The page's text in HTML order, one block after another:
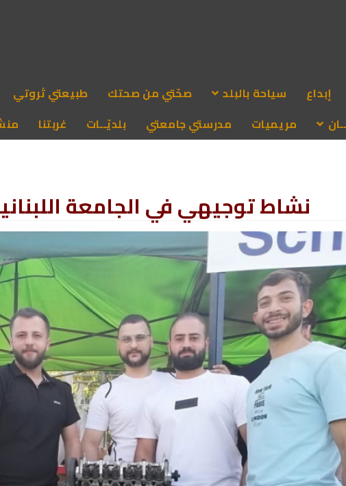
إبداع سياحة بالبلد صحّتي من صحتك طبيعتي ثروتي
مريميات مدرستي جامعتي بلديّــات غربتنا
نشاط توجيهي في الجامعة